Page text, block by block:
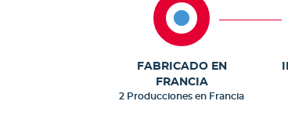
FABRICADO EN
FRANCIA
2 Producciones en Francia